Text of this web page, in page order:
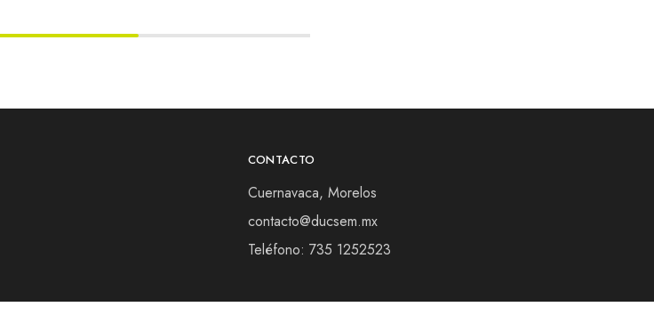
CONTACTO
Cuernavaca, Morelos
contacto@ducsem.mx
Teléfono: 735 1252523